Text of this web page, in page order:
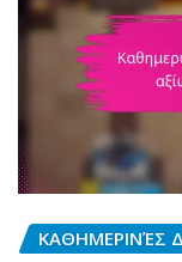
ΚΑΘΗΜΕΡΙΝΈΣ